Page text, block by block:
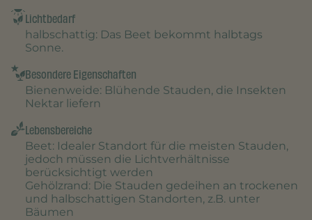
Lichtbedarf
halbschattig: Das Beet bekommt halbtags
Sonne.
Besondere Eigenschaften
Bienenweide: Blühende Stauden, die Insekten
Nektar liefern
Lebensbereiche
Beet: Idealer Standort für die meisten Stauden,
jedoch müssen die Lichtverhältnisse
berücksichtigt werden
Gehölzrand : Die Stauden gedeihen an trockenen
und halbschattigen Standorten, z.B. unter
Bäumen